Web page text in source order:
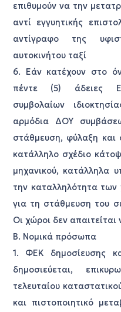
επιθυμούν να την
αντί εγγυητικής
αντίγραφο της
αυτοκινήτου ταξί
6. Εάν κατέχουν στο
πέντε (5) άδειες
συμβολαίων
αρμόδια ΔΟΥ
στάθμευση, φύλαξη
κατάλληλο σχέδιο
μηχανικού, κατάλληλα
την καταλληλότητα
για τη στάθμευση του
Οι χώροι δεν απαιτείται
Β. Νομικά πρόσωπα
1. ΦΕΚ δημοσίευσης
δημοσιεύεται,
τελευταίου
και πιστοποιητικό